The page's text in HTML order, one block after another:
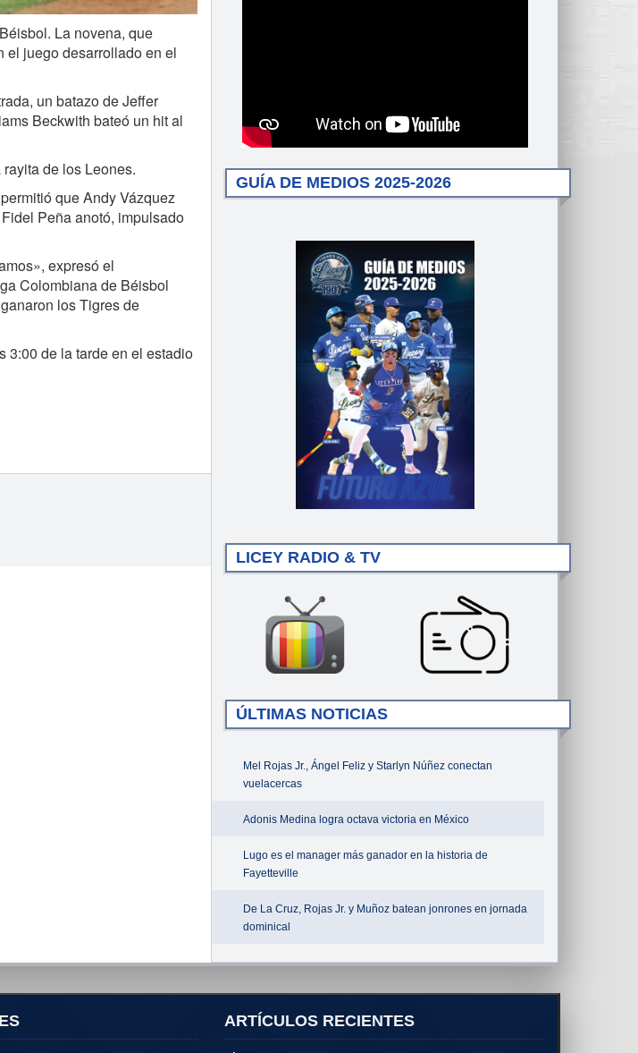
La novena, que
el juego desarrollado en el
un batazo de Jeffer
Beckwith bateó un hit al
de los Leones.
que Andy Vázquez
Peña anotó, impulsado
expresó el
Colombiana de Béisbol
los Tigres de
3:00 de la tarde en el estadio
GUÍA DE MEDIOS 2025-2026
LICEY RADIO & TV
ÚLTIMAS NOTICIAS
Mel Rojas Jr., Ángel Feliz y Starlyn Núñez conectan
vuelacercas
Adonis Medina logra octava victoria en México
Lugo es el manager más ganador en la historia de
Fayetteville
De La Cruz, Rojas Jr. y Muñoz batean jonrones en jornada
dominical
ARTÍCULOS RECIENTES